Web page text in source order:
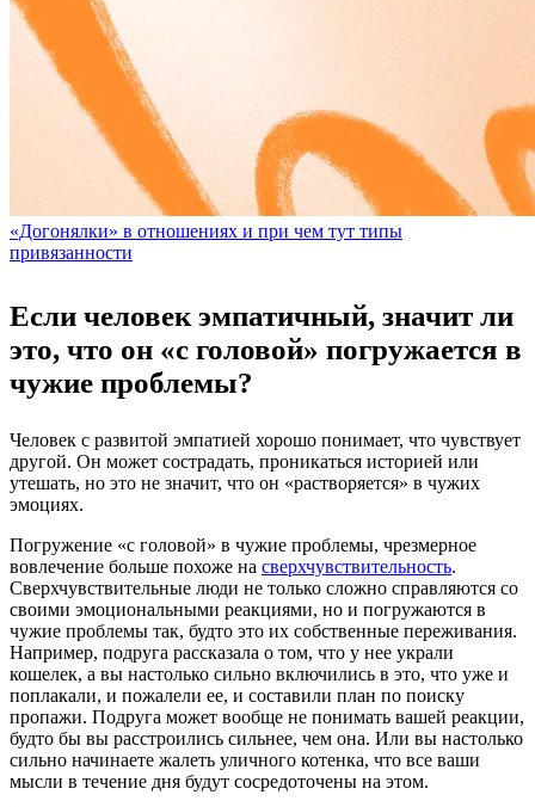
«Догонялки» в отношениях и при чем тут типы
привязанности
Если человек эмпатичный, значит ли
это, что он «с головой» погружается в
чужие проблемы?
Человек с развитой эмпатией хорошо понимает, что чувствует
другой. Он может сострадать, проникаться историей или
утешать, но это не значит, что он «растворяется» в чужих
эмоциях.
Погружение «с головой» в чужие проблемы, чрезмерное
вовлечение больше похоже на сверхчувствительность.
Сверхчувствительные люди не только сложно справляются со
своими эмоциональными реакциями, но и погружаются в
чужие проблемы так, будто это их собственные переживания.
Например, подруга рассказала о том, что у нее украли
кошелек, а вы настолько сильно включились в это, что уже и
поплакали, и пожалели ее, и составили план по поиску
пропажи. Подруга может вообще не понимать вашей реакции,
будто бы вы расстроились сильнее, чем она. Или вы настолько
сильно начинаете жалеть уличного котенка, что все ваши
мысли в течение дня будут сосредоточены на этом.